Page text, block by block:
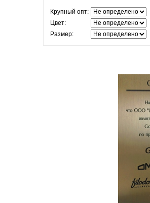
Крупный опт:
Цвет:
Размер: